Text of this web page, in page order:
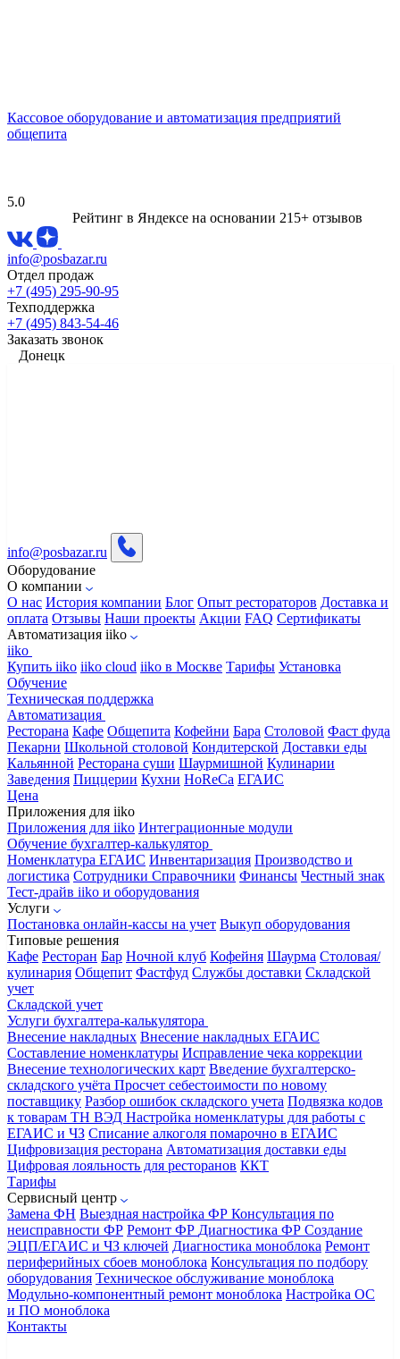
Кассовое оборудование и автоматизация предприятий
общепита
5.0
Рейтинг в Яндексе на основании 215+ отзывов
info@posbazar.ru
Отдел продаж
+7 (495) 295-90-95
Техподдержка
+7 (495) 843-54-46
Заказать звонок
Донецк
info@posbazar.ru
Оборудование
О компании
О нас История компании Блог Опыт рестораторов Доставка и
оплата Отзывы Наши проекты Акции FAQ Сертификаты
Автоматизация iiko
iiko
Купить iiko iiko cloud iiko в Москве Тарифы Установка
Обучение
Техническая поддержка
Автоматизация
Ресторана Кафе Общепита Кофейни Бара Столовой Фаст фуда
Пекарни Школьной столовой Кондитерской Доставки еды
Кальянной Ресторана суши Шаурмишной Кулинарии
Заведения Пиццерии Кухни HoReCa ЕГАИС
Цена
Приложения для iiko
Приложения для iiko Интеграционные модули
Обучение бухгалтер-калькулятор
Номенклатура ЕГАИС Инвентаризация Производство и
логистика Сотрудники Справочники Финансы Честный знак
Тест-драйв iiko и оборудования
Услуги
Постановка онлайн-кассы на учет Выкуп оборудования
Типовые решения
Кафе Ресторан Бар Ночной клуб Кофейня Шаурма Столовая/
кулинария Общепит Фастфуд Службы доставки Складской
учет
Складской учет
Услуги бухгалтера-калькулятора
Внесение накладных Внесение накладных ЕГАИС
Составление номенклатуры Исправление чека коррекции
Внесение технологических карт Введение бухгалтерско-
складского учёта Просчет себестоимости по новому
поставщику Разбор ошибок складского учета Подвязка кодов
к товарам ТН ВЭД Настройка номенклатуры для работы с
ЕГАИС и ЧЗ Списание алкоголя помарочно в ЕГАИС
Цифровизация ресторана Автоматизация доставки еды
Цифровая лояльность для ресторанов ККТ
Тарифы
Сервисный центр
Замена ФН Выездная настройка ФР Консультация по
неисправности ФР Ремонт ФР Диагностика ФР Создание
ЭЦП/ЕГАИС и ЧЗ ключей Диагностика моноблока Ремонт
периферийных сбоев моноблока Консультация по подбору
оборудования Техническое обслуживание моноблока
Модульно-компонентный ремонт моноблока Настройка ОС
и ПО моноблока
Контакты